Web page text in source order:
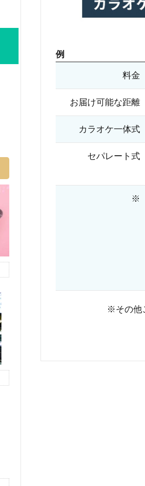
例
料金
お届け可能な距離
カラオケ一体式
セパレート式
※
※その他